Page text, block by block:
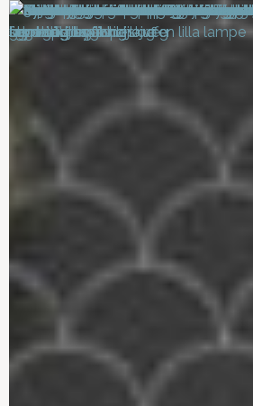
Varmeregning: Spar
penge med en
brændeovn
Hvilket køkken skal du
vælge?
Materialeliste til dit
omhu
Sikkerhed i hjemmet:
Inspiration til
En bordplade er ikke blot
en plade
Dit
Inspiration til dit køkken –